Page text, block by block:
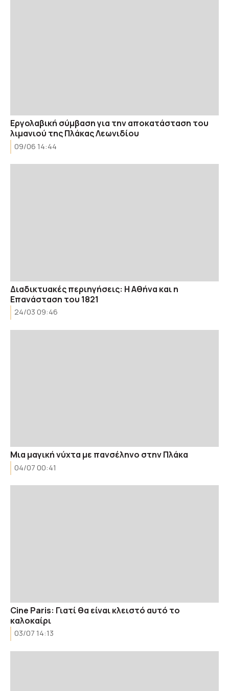
Εργολαβική σύμβαση για την αποκατάσταση του
λιμανιού της Πλάκας Λεωνιδίου
09/06 14:44
Διαδικτυακές περιηγήσεις: Η Αθήνα και η
Επανάσταση του 1821
24/03 09:46
Μια μαγική νύχτα με πανσέληνο στην Πλάκα
04/07 00:41
Cine Paris: Γιατί θα είναι κλειστό αυτό το
καλοκαίρι
03/07 14:13